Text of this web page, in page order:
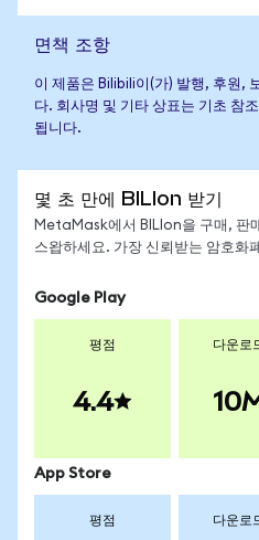
면책 조항
이 제품은 Bilibili이(가) 발행, 후원,
다. 회사명 및 기타 상표는 기초 참
됩니다.
몇 초 만에 BILIon 받기
MetaMask에서 BILIon을 구매, 판
스왑하세요. 가장 신뢰받는 암호화
Google Play
평점
4.4
다운로
App Store
평점 다운로